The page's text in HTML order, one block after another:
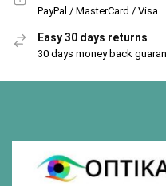
PayPal / MasterCard / Visa
Easy 30 days returns
30 days money back